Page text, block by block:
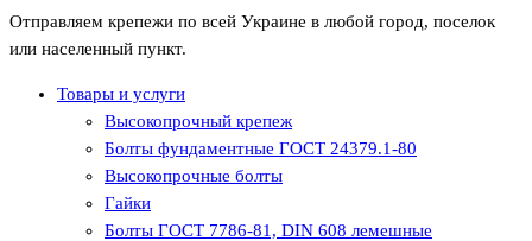
Отправляем крепежи по всей Украине в любой город, поселок
или населенный пункт.
Товары и услуги
Высокопрочный крепеж
Болты фундаментные ГОСТ 24379.1-80
Высокопрочные болты
Гайки
Болты ГОСТ 7786-81, DIN 608 лемешные